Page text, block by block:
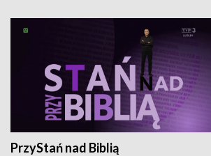
PrzyStań nad Biblią